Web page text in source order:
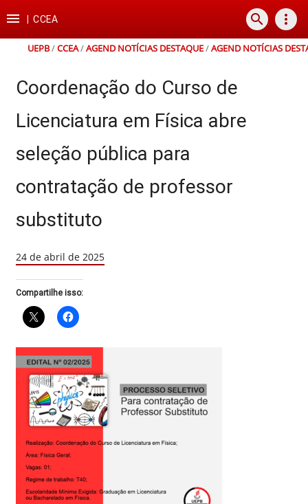
para
conteúdo
para
para
para
rodapé
 |CCEA search more_vert
UEPB/CCEA/AGEND NOTÍCIAS DESTAQUE/AGEND NOTÍCIAS
Coordenação do Curso de
Licenciatura em Física abre
seleção pública para
contratação de professor
substituto
24 de abril de 2025
Compartilhe isso: